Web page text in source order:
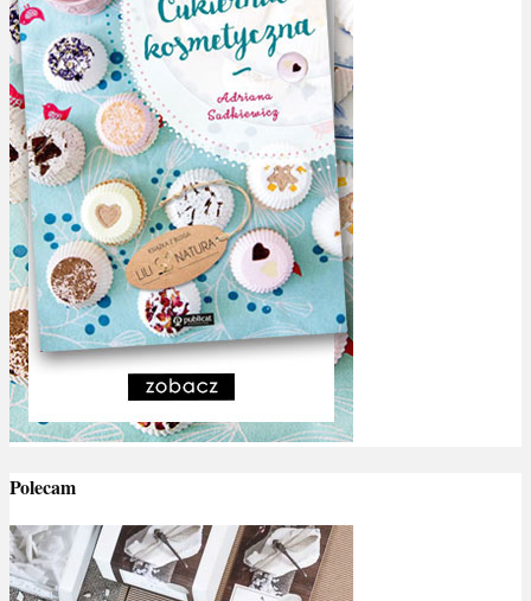
Polecam